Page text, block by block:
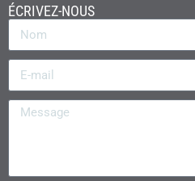
ÉCRIVEZ-NOUS